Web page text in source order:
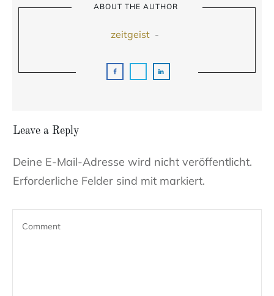
ABOUT THE AUTHOR
zeitgeist-
Leave a Reply
Deine E-Mail-Adresse wird nicht veröffentlicht.
Erforderliche Felder sind mit markiert.